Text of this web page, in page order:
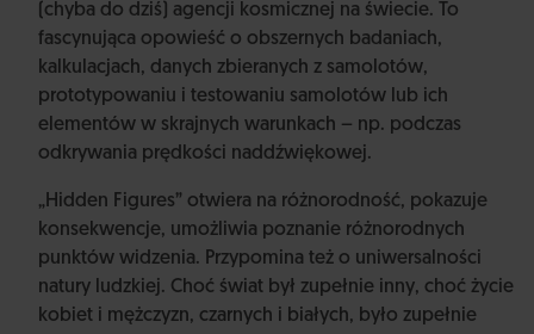
(chyba do dziś) agencji kosmicznej na świecie. To
fascynująca opowieść o obszernych badaniach,
kalkulacjach, danych zbieranych z samolotów,
prototypowaniu i testowaniu samolotów lub ich
elementów w skrajnych warunkach – np. podczas
odkrywania prędkości naddźwiękowej.
„Hidden Figures” otwiera na różnorodność, pokazuje
konsekwencje, umożliwia poznanie różnorodnych
punktów widzenia. Przypomina też o uniwersalności
natury ludzkiej. Choć świat był zupełnie inny, choć życie
kobiet i mężczyzn, czarnych i białych, było zupełnie